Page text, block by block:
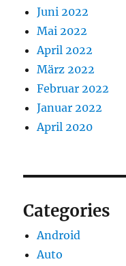
Juni 2022
Mai 2022
April 2022
März 2022
Februar 2022
Januar 2022
April 2020
Categories
Android
Auto